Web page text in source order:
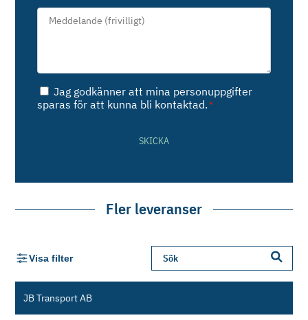
Meddelande*
Samtycke*
Jag godkänner att mina personuppgifter
sparas för att kunna bli kontaktad. *
SKICKA
Fler leveranser
Visa filter
JB Transport AB